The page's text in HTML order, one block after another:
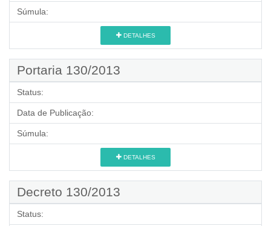
Súmula:
DETALHES
Portaria 130/2013
Status:
Data de Publicação:
Súmula:
DETALHES
Decreto 130/2013
Status: